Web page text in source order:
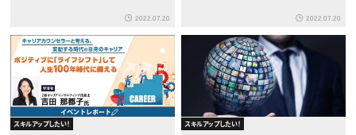
2022.07.20 2022.07.20
スキルアップしたい！ スキルアップしたい！